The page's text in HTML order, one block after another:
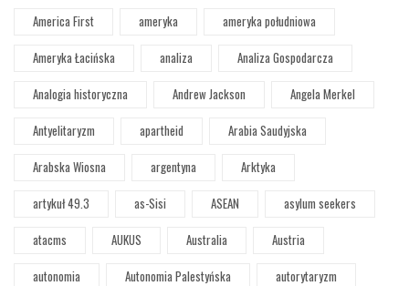
America First
ameryka
ameryka południowa
Ameryka Łacińska
analiza
Analiza Gospodarcza
Analogia historyczna
Andrew Jackson
Angela Merkel
Antyelitaryzm
apartheid
Arabia Saudyjska
Arabska Wiosna
argentyna
Arktyka
artykuł 49.3
as-Sisi ASEAN
asylum seekers
atacms
AUKUS Australia
Austria
autonomia
Autonomia Palestyńska
autorytaryzm